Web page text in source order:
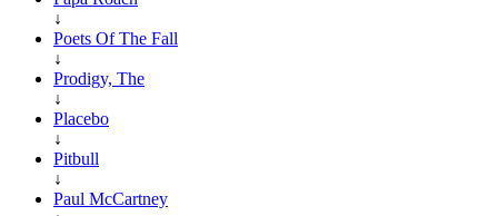
↓
Poets Of The Fall
↓
Prodigy, The
↓
Placebo
↓
Pitbull
↓
Paul McCartney